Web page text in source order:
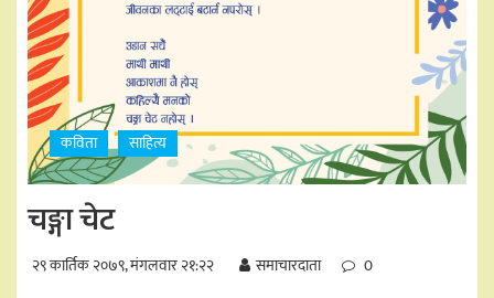
कविता साहित्य
चङ्गा चेट
२९ कार्तिक २०७९, मंगलवार २१:२२ समाचारदाता 0